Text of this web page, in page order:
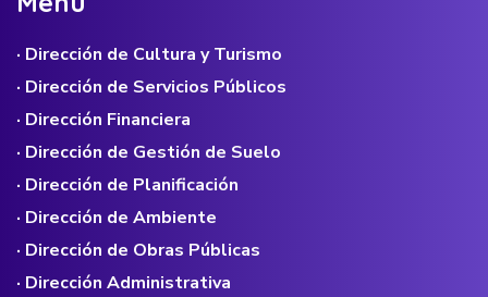
· Dirección de Cultura y Turismo
· Dirección de Servicios Públicos
· Dirección Financiera
· Dirección de Gestión de Suelo
· Dirección de Planificación
· Dirección de Ambiente
· Dirección de Obras Públicas
· Dirección Administrativa